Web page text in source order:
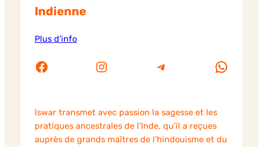
Indienne
Plus d’info
Facebook Instagram Telegram WhatsApp
Iswar transmet avec passion la sagesse et les
pratiques ancestrales de l’Inde, qu’il a reçues
auprès de grands maîtres de l’hindouisme et du